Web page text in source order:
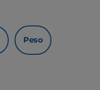
Peso